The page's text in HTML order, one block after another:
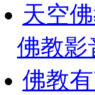
天空
佛教影
佛教